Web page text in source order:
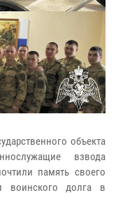
объекта
взвода
память своего
воинского долга в